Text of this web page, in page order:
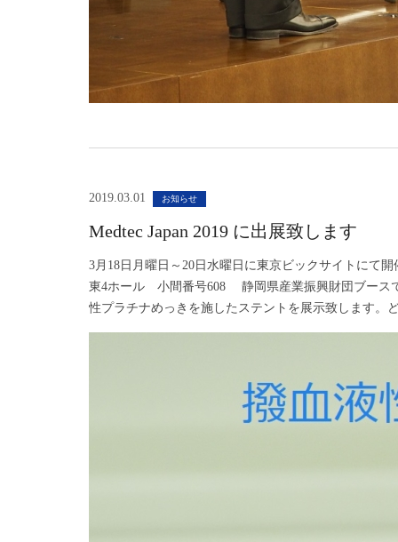
2019.03.01 お知らせ
Medtec Japan 2019 に出展致します
3月18日月曜日～20日水曜日に東京ビックサイトにて
東4ホール 小間番号608 静岡県産業振興財団ブース
性プラチナめっきを施したステントを展示致します。